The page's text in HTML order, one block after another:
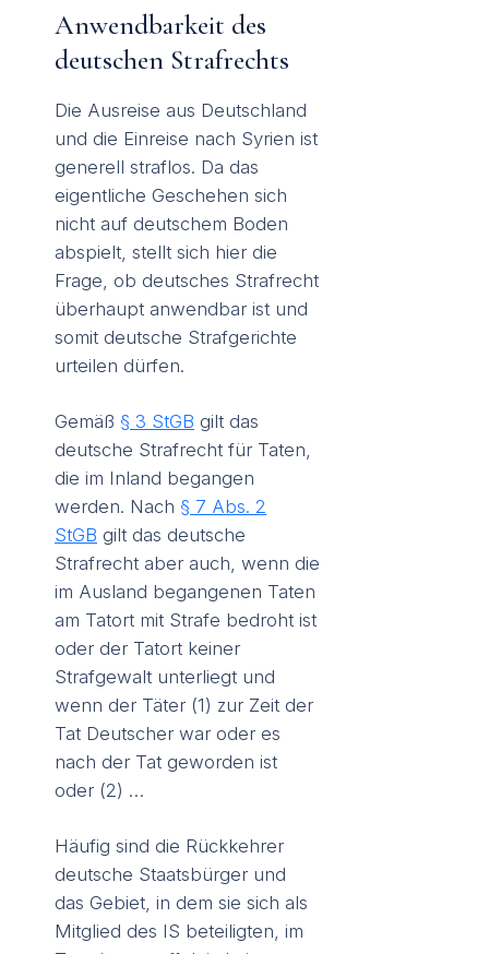
Anwendbarkeit des
deutschen Strafrechts
Die Ausreise aus Deutschland
und die Einreise nach Syrien ist
generell straflos. Da das
eigentliche Geschehen sich
nicht auf deutschem Boden
abspielt, stellt sich hier die
Frage, ob deutsches Strafrecht
überhaupt anwendbar ist und
somit deutsche Strafgerichte
urteilen dürfen.
Gemäß § 3 StGB gilt das
deutsche Strafrecht für Taten,
die im Inland begangen
werden. Nach § 7 Abs. 2
StGB gilt das deutsche
Strafrecht aber auch, wenn die
im Ausland begangenen Taten
am Tatort mit Strafe bedroht ist
oder der Tatort keiner
Strafgewalt unterliegt und
wenn der Täter (1) zur Zeit der
Tat Deutscher war oder es
nach der Tat geworden ist
oder (2) …
Häufig sind die Rückkehrer
deutsche Staatsbürger und
das Gebiet, in dem sie sich als
Mitglied des IS beteiligten, im